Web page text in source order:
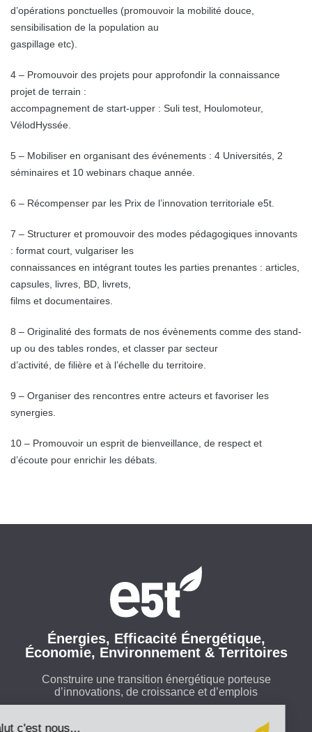
d’opérations ponctuelles (promouvoir la mobilité douce,
sensibilisation de la population au
gaspillage etc).
4 – Promouvoir des projets pour approfondir la connaissance
projet de terrain :
accompagnement de start-upper : Suli test, Houlomoteur,
VélodHyssée.
5 – Mobiliser en organisant des événements : 4 Universités, 2
séminaires et 10 webinars chaque année.
6 – Récompenser par les Prix de l’innovation territoriale e5t.
7 – Structurer et promouvoir des modes pédagogiques innovants
: format court, vulgariser les
connaissances en intégrant toutes les parties prenantes : articles,
capsules, livres, BD, livrets,
films et documentaires.
8 – Originalité des formats de nos évènements comme des stand-
up ou des tables rondes, et classer par secteur
d’activité, de filière et à l’échelle du territoire.
9 – Organiser des rencontres entre acteurs et favoriser les
synergies.
10 – Promouvoir un esprit de bienveillance, de respect et
d’écoute pour enrichir les débats.
Énergies, Efficacité Énergétique,
Économie, Environnement & Territoires
Construire une transition énergétique porteuse
d’innovations, de croissance et d’emplois